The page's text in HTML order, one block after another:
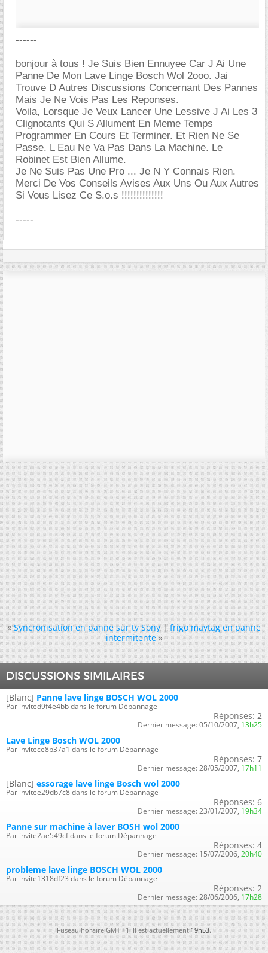
------
bonjour à tous ! Je Suis Bien Ennuyee Car J Ai Une
Panne De Mon Lave Linge Bosch Wol 2ooo. Jai
Trouve D Autres Discussions Concernant Des Pannes
Mais Je Ne Vois Pas Les Reponses.
Voila, Lorsque Je Veux Lancer Une Lessive J Ai Les 3
Clignotants Qui S Allument En Meme Temps
Programmer En Cours Et Terminer. Et Rien Ne Se
Passe. L Eau Ne Va Pas Dans La Machine. Le
Robinet Est Bien Allume.
Je Ne Suis Pas Une Pro ... Je N Y Connais Rien.
Merci De Vos Conseils Avises Aux Uns Ou Aux Autres
Si Vous Lisez Ce S.o.s !!!!!!!!!!!!!!
-----
« Syncronisation en panne sur tv Sony|frigo maytag en panne
intermitente »
DISCUSSIONS SIMILAIRES
[Blanc] Panne lave linge BOSCH WOL 2000
Par invited9f4e4bb dans le forum Dépannage
Réponses: 2
Dernier message: 05/10/2007, 13h25
Lave Linge Bosch WOL 2000
Par invitece8b37a1 dans le forum Dépannage
Réponses: 7
Dernier message: 28/05/2007, 17h11
[Blanc] essorage lave linge Bosch wol 2000
Par invitee29db7c8 dans le forum Dépannage
Réponses: 6
Dernier message: 23/01/2007, 19h34
Panne sur machine à laver BOSH wol 2000
Par invite2ae549cf dans le forum Dépannage
Réponses: 4
Dernier message: 15/07/2006, 20h40
probleme lave linge BOSCH WOL 2000
Par invite1318df23 dans le forum Dépannage
Réponses: 2
Dernier message: 28/06/2006, 17h28
Fuseau horaire GMT +1. Il est actuellement19h53.